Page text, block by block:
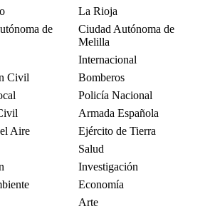
La Rioja
de
Ciudad Autónoma de
Melilla
Internacional
Civil
Bomberos
Policía Nacional
Armada Española
Aire
Ejército de Tierra
Salud
Investigación
Economía
Arte